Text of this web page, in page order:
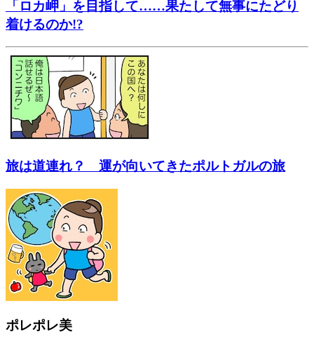
「ロカ岬」を目指して……果たして無事にたどり
着けるのか!?
旅は道連れ？ 運が向いてきたポルトガルの旅
ポレポレ美